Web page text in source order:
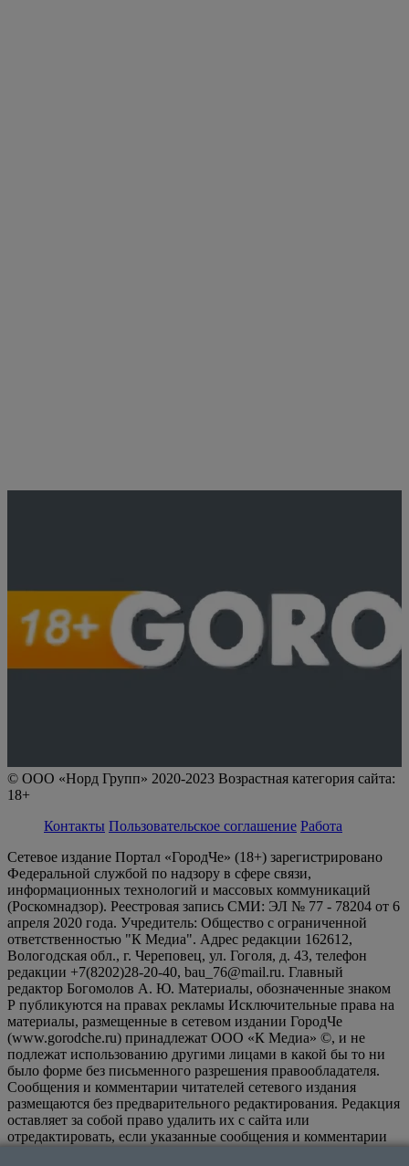
© ООО «Норд Групп» 2020-2023 Возрастная категория сайта:
18+
Контакты Пользовательское соглашение Работа
Сетевое издание Портал «ГородЧе» (18+) зарегистрировано
Федеральной службой по надзору в сфере связи,
информационных технологий и массовых коммуникаций
(Роскомнадзор). Реестровая запись СМИ: ЭЛ № 77 - 78204 от 6
апреля 2020 года. Учредитель: Общество с ограниченной
ответственностью "К Медиа". Адрес редакции 162612,
Вологодская обл., г. Череповец, ул. Гоголя, д. 43, телефон
редакции +7(8202)28-20-40, bau_76@mail.ru. Главный
редактор Богомолов А. Ю. Материалы, обозначенные знаком
Р публикуются на правах рекламы Исключительные права на
материалы, размещенные в сетевом издании ГородЧе
(www.gorodche.ru) принадлежат ООО «К Медиа» ©, и не
подлежат использованию другими лицами в какой бы то ни
было форме без письменного разрешения правообладателя.
Сообщения и комментарии читателей сетевого издания
размещаются без предварительного редактирования. Редакция
оставляет за собой право удалить их с сайта или
отредактировать, если указанные сообщения и комментарии